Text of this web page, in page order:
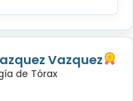
Vazquez
de Tórax